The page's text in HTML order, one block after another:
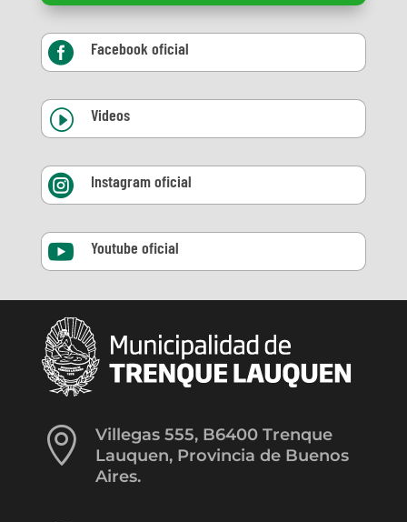
 Facebook oficial
I Videos
 Instagram oficial
 Youtube oficial

Villegas 555, B6400 Trenque
Lauquen, Provincia de Buenos
Aires.